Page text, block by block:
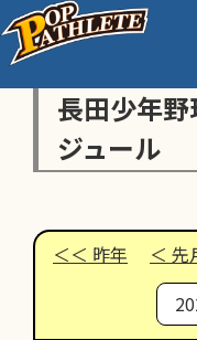
長田少年
ジュール
昨年 先